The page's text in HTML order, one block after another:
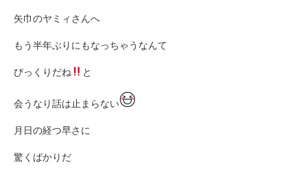
矢巾のヤミィさんへ
もう半年ぶりにもなっちゃうなんて
びっくりだね と
会うなり話は止まらない
月日の経つ早さに
驚くばかりだ